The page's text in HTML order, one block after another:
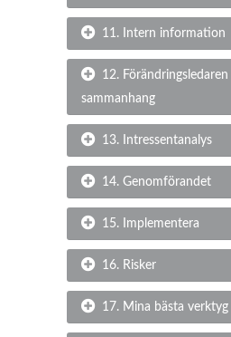
11. Intern information
12.
sammanhang
13. Intressentanalys
14. Genomförandet
15. Implementera
16. Risker
17. Mina bästa verktyg